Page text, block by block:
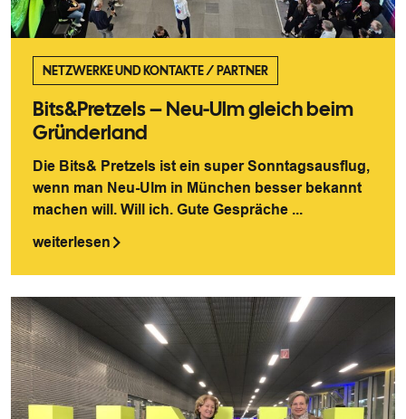
NETZWERKE UND KONTAKTE/PARTNER
Bits&Pretzels – Neu-Ulm gleich beim
Gründerland
Die Bits& Pretzels ist ein super Sonntagsausflug,
wenn man Neu-Ulm in München besser bekannt
machen will. Will ich. Gute Gespräche ...
weiterlesen